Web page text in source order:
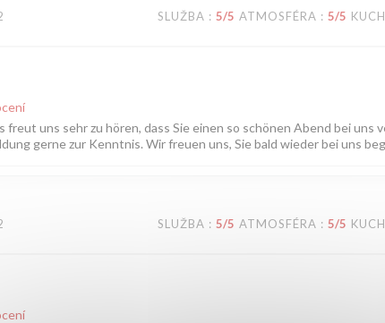
SLUŽBA : 5/5 ATMOSFÉRA : 5/5
freut uns sehr zu hören, dass Sie einen so schönen Abend bei uns
gerne zur Kenntnis. Wir freuen uns, Sie bald wieder bei uns
SLUŽBA : 5/5 ATMOSFÉRA : 5/5